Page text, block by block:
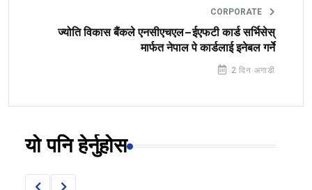
CORPORATE
ज्योति विकास बैंकले एनसीएचएल–ईएफटी कार्ड सर्भिसेस्
मार्फत नेपाल पे कार्डलाई इनेबल गर्ने
2 दिन अगाडी
यो पनि हेर्नुहोस